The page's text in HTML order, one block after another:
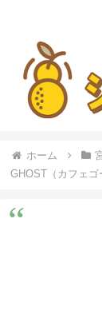
ホーム
GHOST（カフェ